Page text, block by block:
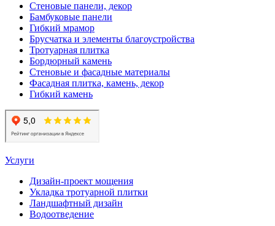
Стеновые панели, декор
Бамбуковые панели
Гибкий мрамор
Брусчатка и элементы благоустройства
Тротуарная плитка
Бордюрный камень
Стеновые и фасадные материалы
Фасадная плитка, камень, декор
Гибкий камень
Услуги
Дизайн-проект мощения
Укладка тротуарной плитки
Ландшафтный дизайн
Водоотведение